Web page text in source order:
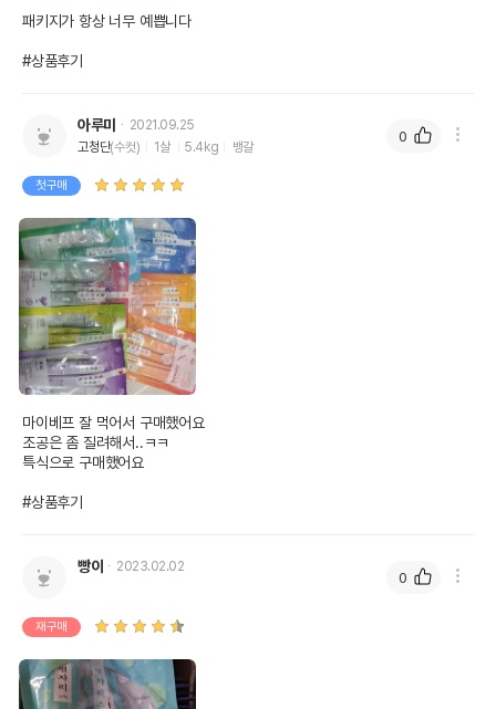
패키지가 항상 너무 예쁩니다
#상품후기
아루미
2021.09.25
고청단(수컷) 1살 5.4kg 뱅갈
첫구매
마이베프 잘 먹어서 구매했어요
조공은 좀 질려해서..ㅋㅋ
특식으로 구매했어요
#상품후기
0
빵이 2023.02.02
재구매
0